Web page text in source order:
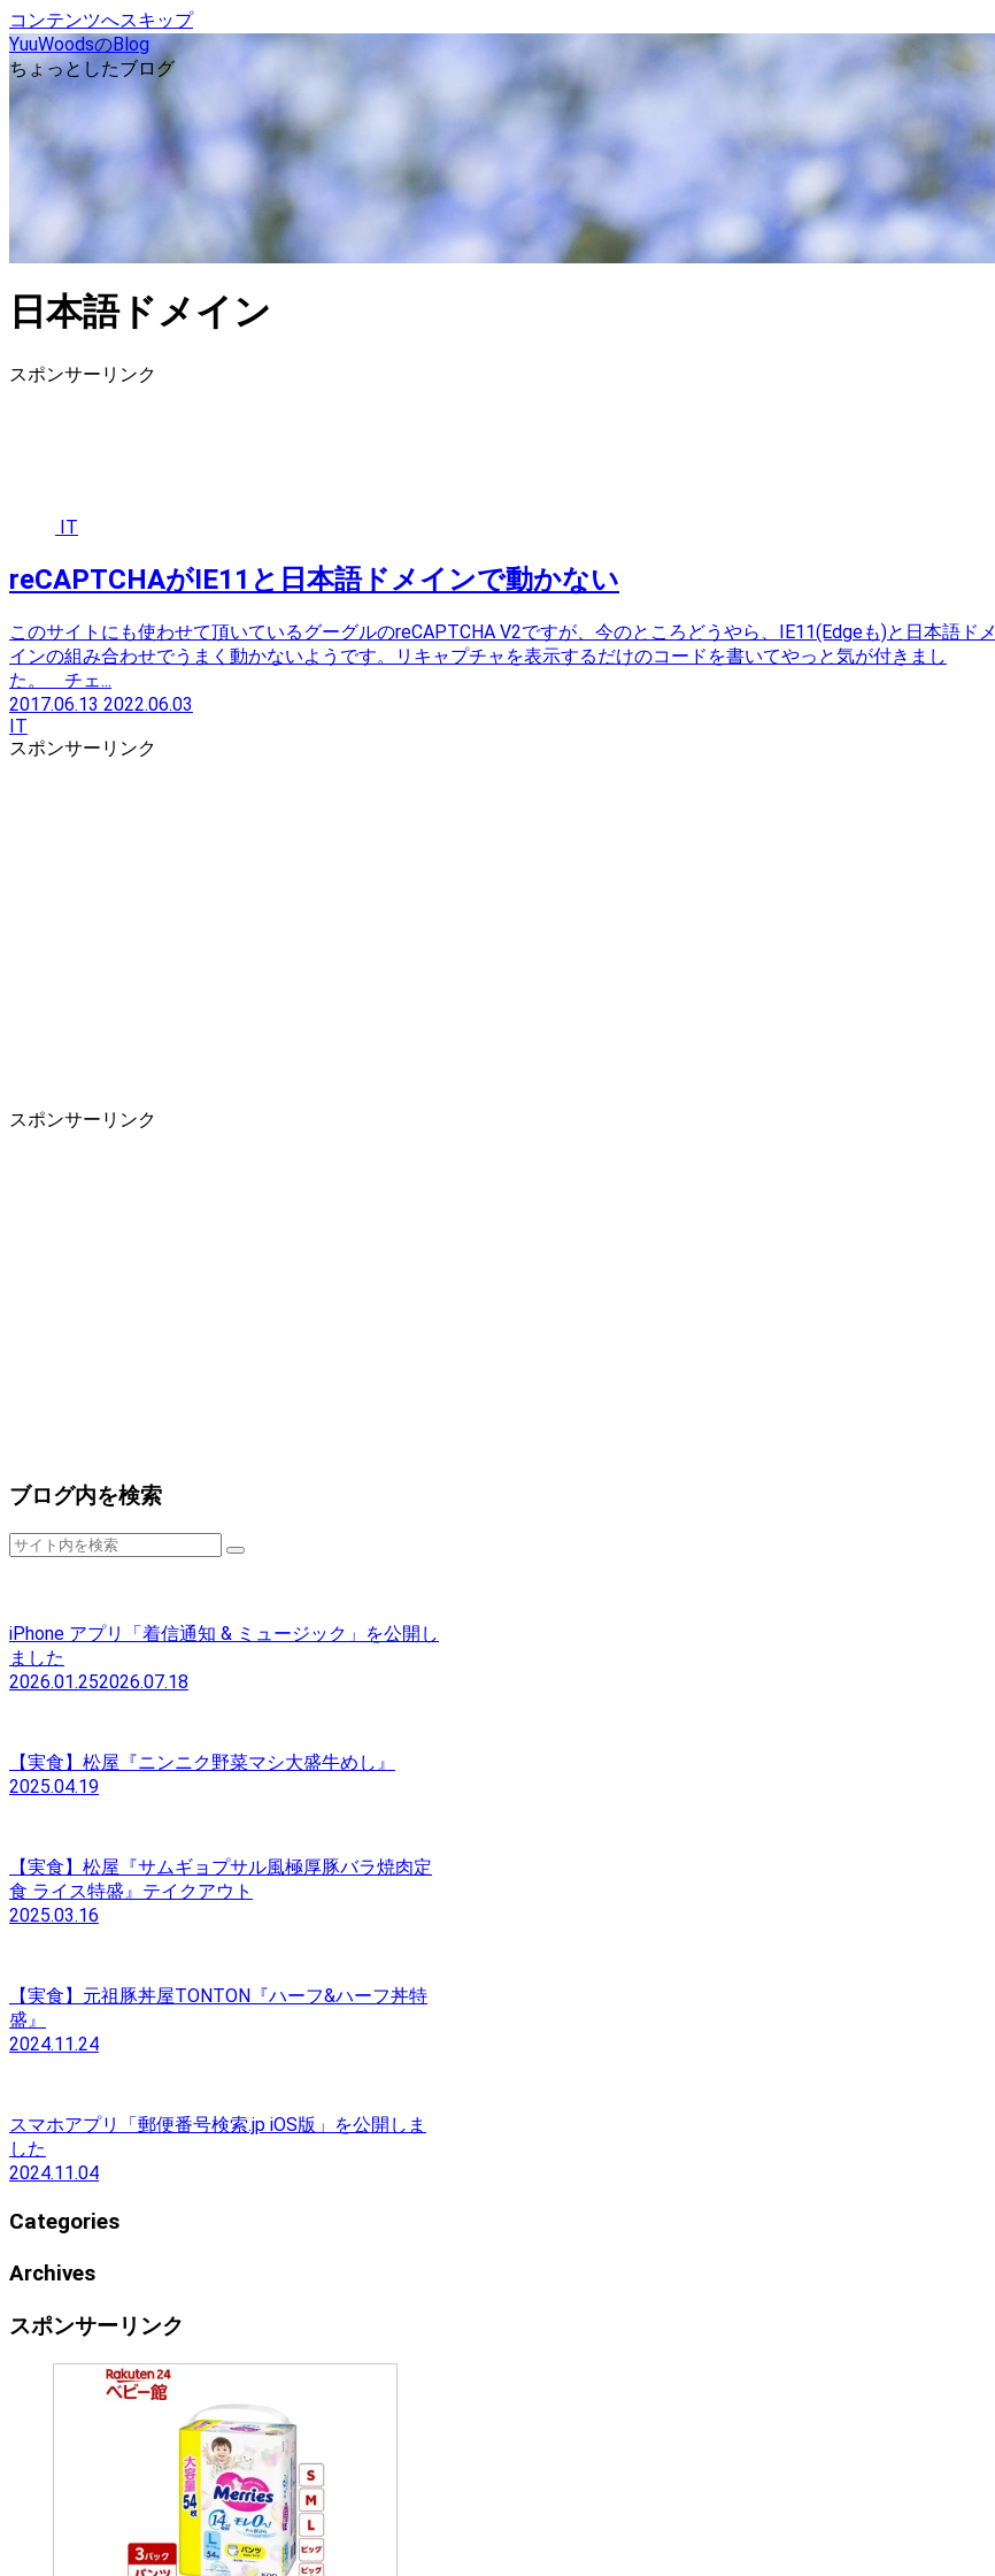
コンテンツへスキップ
YuuWoodsのBlog
ちょっとしたブログ
日本語ドメイン
スポンサーリンク
IT
reCAPTCHAがIE11と日本語ドメインで動かない
このサイトにも使わせて頂いているグーグルのreCAPTCHA V2ですが、今のところどうやら、IE11(Edgeも)と日本語ドメ
インの組み合わせでうまく動かないようです。リキャプチャを表示するだけのコードを書いてやっと気が付きまし
た。 チェ...
2017.06.13 2022.06.03
IT
スポンサーリンク
スポンサーリンク
ブログ内を検索
iPhone アプリ「着信通知 & ミュージック」を公開し
ました
2026.01.252026.07.18
【実食】松屋『ニンニク野菜マシ大盛牛めし』
2025.04.19
【実食】松屋『サムギョプサル風極厚豚バラ焼肉定
食 ライス特盛』テイクアウト
2025.03.16
【実食】元祖豚丼屋TONTON『ハーフ&ハーフ丼特
盛』
2024.11.24
スマホアプリ「郵便番号検索.jp iOS版」を公開しま
した
2024.11.04
Categories
Archives
スポンサーリンク